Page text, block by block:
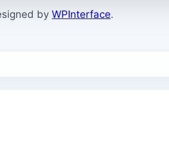
by WPInterface.